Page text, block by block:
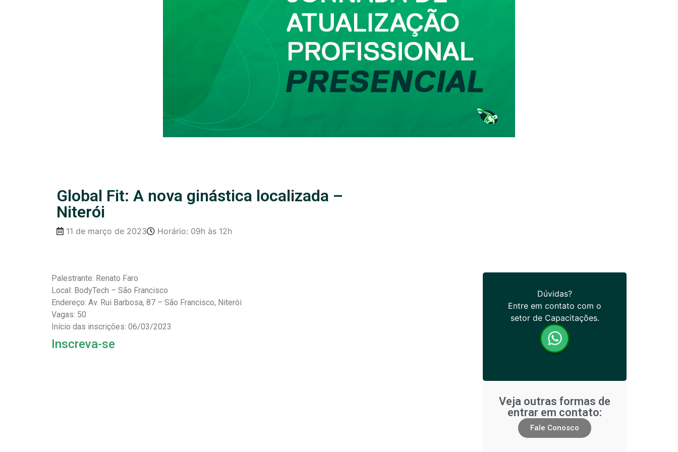
Global Fit: A nova ginástica localizada –
Niterói
11 de março de 2023 Horário: 09h às 12h
Palestrante: Renato Faro
Local: BodyTech – São Francisco
Endereço: Av. Rui Barbosa, 87 – São Francisco, Niterói
Vagas: 50
Início das inscrições: 06/03/2023
Inscreva-se
Dúvidas?
Entre em contato com o
setor de Capacitações.
Veja outras formas de
entrar em contato:
Fale Conosco